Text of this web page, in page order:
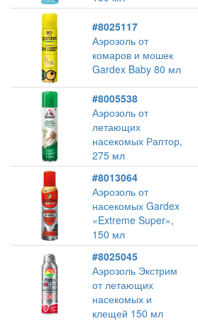
#8025117
Аэрозоль от
комаров и мошек
Gardex Baby 80 мл
#8005538
Аэрозоль от
летающих
насекомых Раптор,
275 мл
#8013064
Аэрозоль от
насекомых Gardex
«Extreme Super»,
150 мл
#8025045
Аэрозоль Экстрим
от летающих
насекомых и
клещей 150 мл